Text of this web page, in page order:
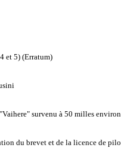
et 5) (Erratum)
survenu à 50 milles
du brevet et de la licence de